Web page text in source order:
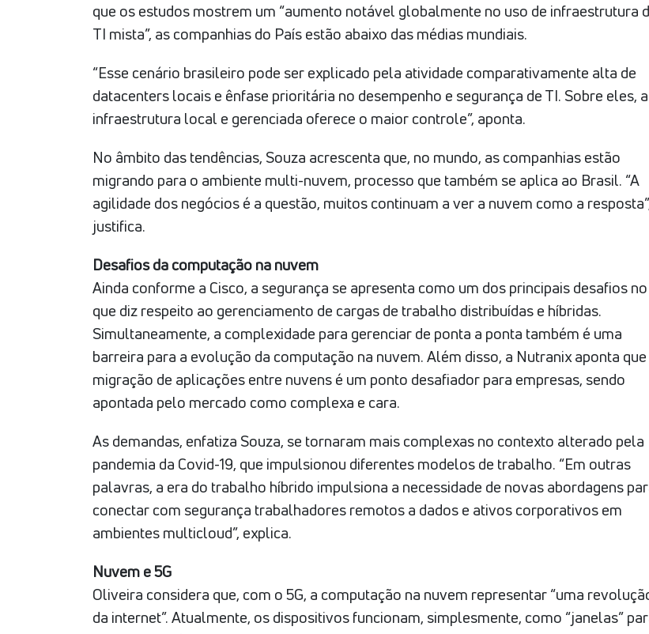
que os estudos mostrem um “aumento notável globalmente no uso de infraestrutura
TI mista”, as companhias do País estão abaixo das médias mundiais.
“Esse cenário brasileiro pode ser explicado pela atividade comparativamente alta de
datacenters locais e ênfase prioritária no desempenho e segurança de TI. Sobre eles, a
infraestrutura local e gerenciada oferece o maior controle”, aponta.
No âmbito das tendências, Souza acrescenta que, no mundo, as companhias estão
migrando para o ambiente multi-nuvem, processo que também se aplica ao Brasil. “A
agilidade dos negócios é a questão, muitos continuam a ver a nuvem como a
justifica.
Desafios da computação na nuvem
Ainda conforme a Cisco, a segurança se apresenta como um dos principais desafios no
que diz respeito ao gerenciamento de cargas de trabalho distribuídas e híbridas.
Simultaneamente, a complexidade para gerenciar de ponta a ponta também é uma
barreira para a evolução da computação na nuvem. Além disso, a Nutranix aponta que
migração de aplicações entre nuvens é um ponto desafiador para empresas, sendo
apontada pelo mercado como complexa e cara.
As demandas, enfatiza Souza, se tornaram mais complexas no contexto alterado pela
pandemia da Covid-19, que impulsionou diferentes modelos de trabalho. “Em outras
palavras, a era do trabalho híbrido impulsiona a necessidade de novas abordagens
conectar com segurança trabalhadores remotos a dados e ativos corporativos em
ambientes multicloud”, explica.
Nuvem e 5G
Oliveira considera que, com o 5G, a computação na nuvem representar “uma
da internet”. Atualmente, os dispositivos funcionam, simplesmente, como “janelas”